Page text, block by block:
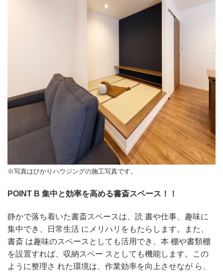
※写真はひかりハウジングの施工写真です。
POINT B 集中と効率を高める書斎スペース！！
静かで落ち着いた書斎スペースは、読 書や仕事、趣味に
集中でき、日常生活 にメリハリをもたらします。また、
書斎 は趣味のスペースとしても活用でき、本 棚や書類棚
を設置すれば、収納スペー スとしても機能します。この
ように整理さ れた環境は、作業効率を向上させなが ら、